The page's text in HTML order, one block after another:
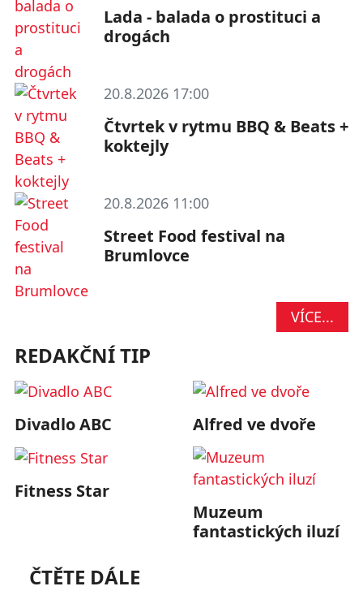
Lada - balada o prostituci a
drogách
20.8.2026 17:00
Čtvrtek v rytmu BBQ & Beats +
koktejly
20.8.2026 11:00
Street Food festival na
Brumlovce
VÍCE...
REDAKČNÍ TIP
Divadlo ABC Alfred ve dvoře
Fitness Star
Muzeum
fantastických iluzí
ČTĚTE DÁLE